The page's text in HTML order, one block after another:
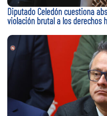
Diputado Celedón cuestiona
violación brutal a los derechos